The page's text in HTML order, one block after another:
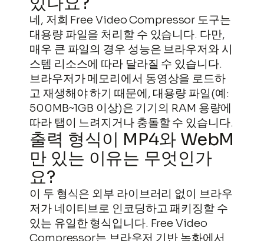
네, 저희 Free Video Compressor 도구는
대용량 파일을 처리할 수 있습니다. 다만,
매우 큰 파일의 경우 성능은 브라우저와 시
스템 리소스에 따라 달라질 수 있습니다.
브라우저가 메모리에서 동영상을 로드하
고 재생해야 하기 때문에, 대용량 파일(예:
500MB~1GB 이상)은 기기의 RAM 용량에
따라 탭이 느려지거나 충돌할 수 있습니다.
출력 형식이 MP4와 WebM
만 있는 이유는 무엇인가
요?
이 두 형식은 외부 라이브러리 없이 브라우
저가 네이티브로 인코딩하고 패키징할 수
있는 유일한 형식입니다. Free Video
Compressor는 브라우저 기반 녹화에서